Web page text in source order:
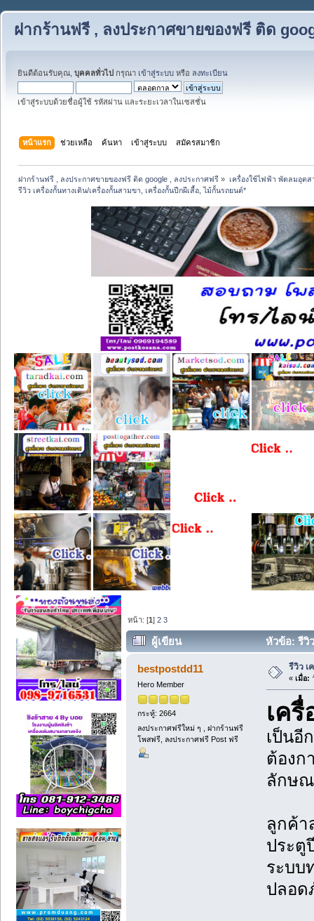
ฝากร้านฟรี , ลงประกาศขายของฟรี ติด
ยินดีต้อนรับคุณ, บุคคลทั่วไป กรุณา เข้าสู่ระบบ หรือ ลงทะเบียน
เข้าสู่ระบบด้วยชื่อผู้ใช้ รหัสผ่าน และระยะเวลาในเซสชั่น
หน้าแรก ช่วยเหลือ ค้นหา เข้าสู่ระบบ สมัครสมาชิก
ฝากร้านฟรี , ลงประกาศขายของฟรี ติด google , ลงประกาศฟรี » เครื่องใช้ไฟฟ้า พัดลมอุต
รีวิว เครื่องกั้นทางเดิน/เครื่องกั้นสามขา, เครื่องกั้นปีกผีเสื้อ, ไม้กั้นรถยนต์*
หน้า: [1]2 3
ผู้เขียน หัวข้อ: รีวิ
bestpostdd11
Hero Member
กระทู้: 2664
ลงประกาศฟรีใหม่ ๆ , ฝากร้านฟรี
โพสฟรี, ลงประกาศฟรี Post ฟรี
รีวิว เ
« เมื่อ:
เค
เป็นอี
ต้องก
ลักษณ
ลูกค้า
ประตู
ระบบ
ปลอด